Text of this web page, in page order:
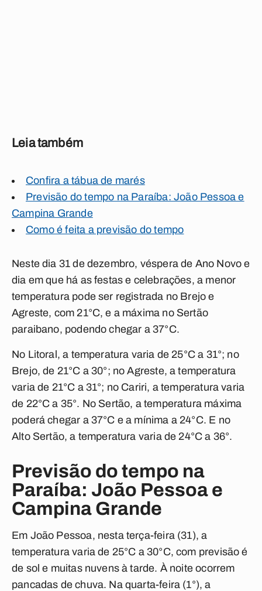
Leia também
Confira a tábua de marés
Previsão do tempo na Paraíba: João Pessoa e
Campina Grande
Como é feita a previsão do tempo
Neste dia 31 de dezembro, véspera de Ano Novo e
dia em que há as festas e celebrações, a menor
temperatura pode ser registrada no Brejo e
Agreste, com 21°C, e a máxima no Sertão
paraibano, podendo chegar a 37°C.
No Litoral, a temperatura varia de 25°C a 31°; no
Brejo, de 21°C a 30°; no Agreste, a temperatura
varia de 21°C a 31°; no Cariri, a temperatura varia
de 22°C a 35°. No Sertão, a temperatura máxima
poderá chegar a 37°C e a mínima a 24°C. E no
Alto Sertão, a temperatura varia de 24°C a 36°.
Previsão do tempo na
Paraíba: João Pessoa e
Campina Grande
Em João Pessoa, nesta terça-feira (31), a
temperatura varia de 25°C a 30°C, com previsão é
de sol e muitas nuvens à tarde. À noite ocorrem
pancadas de chuva. Na quarta-feira (1°), a